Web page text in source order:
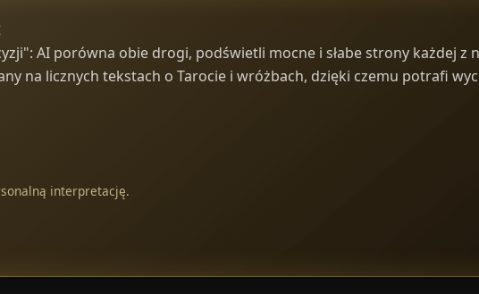
AI porówna obie drogi, podświetli mocne i słabe strony każdej z
na licznych tekstach o Tarocie i wróżbach, dzięki czemu potrafi
interpretację.